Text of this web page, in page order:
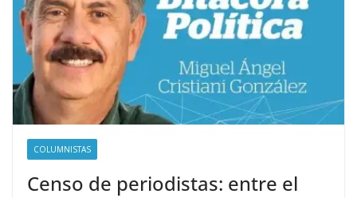
COLUMNISTAS
Censo de periodistas: entre el